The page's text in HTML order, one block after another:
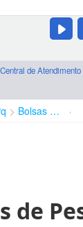
Central de Atendimento
Bolsas e Auxílios Vigentes
de